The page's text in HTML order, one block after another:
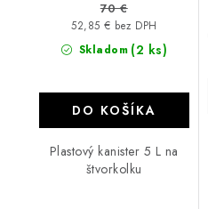
Skladom (2 ks)
52,85 € bez DPH
70 €
DO KOŠÍKA
Plastový kanister 5 L na
štvorkolku